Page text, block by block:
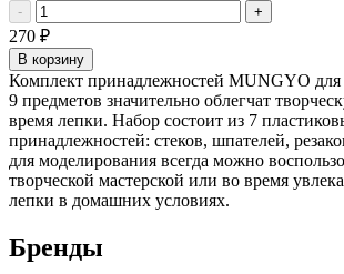
- +
270 ₽
В корзину
Комплект принадлежностей MUNGYO для
9 предметов значительно облегчат
время лепки. Набор состоит из 7
принадлежностей: стеков, шпателей,
для моделирования всегда можно
творческой мастерской или во время
лепки в домашних условиях.
Бренды